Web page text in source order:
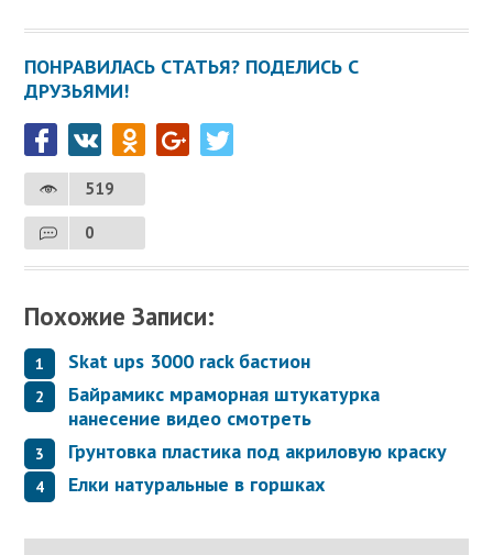
ПОНРАВИЛАСЬ СТАТЬЯ? ПОДЕЛИСЬ С
ДРУЗЬЯМИ!
519
0
Похожие Записи:
Skat ups 3000 rack бастион
Байрамикс мраморная штукатурка
нанесение видео смотреть
Грунтовка пластика под акриловую краску
Елки натуральные в горшках